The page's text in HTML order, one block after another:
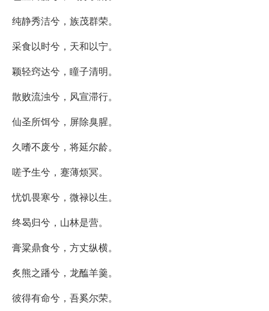
纯静秀洁兮，族茂群荣。
采食以时兮，天和以宁。
颖轻窍达兮，瞳子清明。
散败流浊兮，风宣滞行。
仙圣所饵兮，屏除臭腥。
久嗜不废兮，将延尔龄。
嗟予生兮，蹇薄烦冥。
忧饥畏寒兮，微禄以生。
终曷归兮，山林是营。
膏粱鼎食兮，方丈纵横。
炙熊之蹯兮，龙醢羊羹。
彼得有命兮，吾奚尔荣。